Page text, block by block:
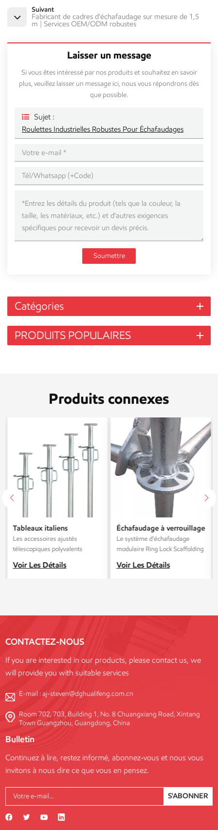
Suivant
Fabricant de cadres d'échafaudage sur mesure de 1,5
m | Services OEM/ODM robustes
Laisser un message
Si vous êtes intéressé par nos produits et souhaitez en savoir
plus, veuillez laisser un message ici, nous vous répondrons dès
que possible.
Sujet :
Roulettes Industrielles Robustes Pour Échafaudages
Soumettre
Catégories
PRODUITS POPULAIRES
Produits connexes
Tableaux italiens
galvanisés en acier
télescopique
Les accessoires ajustés
télescopiques polyvalents
de projets de construction,
Voir Les Détails
Échafaudage à verrouillage
annulaire Layher galvanisé
Q345 haute résistance,
Le système d'échafaudage
modulaire Ring Lock Scaffolding
performance destiné aux projets
aux exigences de chaque projet.
Voir Les Détails
CONTACTEZ-NOUS
If you are interested in our products, please contact us, we
will provide you with suitable services
E-mail :aj-steven@dghualifeng.com.cn
Room 702, 703, Building 1, No. 8 Chuangxiang Road, Xintang
Town Guangzhou, Guangdong, China
Bulletin
Continuez à lire, restez informé, abonnez-vous et nous vous
invitons à nous dire ce que vous en pensez.
S'ABONNER